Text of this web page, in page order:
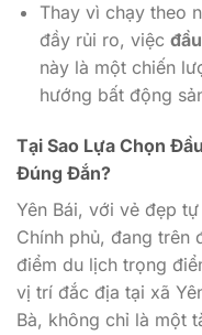
Thay vì chạy theo
đầy rủi ro, việc
này là một chiến
hướng bất động
Tại Sao Lựa Chọn
Đúng Đắn?
Yên Bái, với vẻ đẹp
Chính phủ, đang trên
điểm du lịch trọng
vị trí đắc địa tại xã
Bà, không chỉ là một